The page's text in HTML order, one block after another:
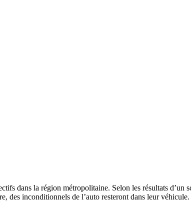
dans la région métropolitaine. Selon les résultats d’un
des inconditionnels de l’auto resteront dans leur